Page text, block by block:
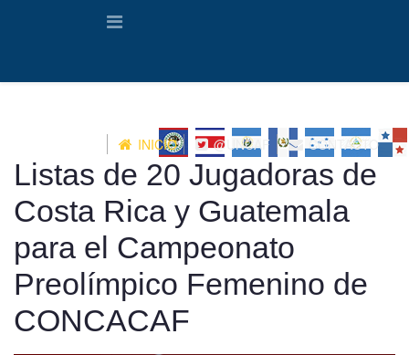
INICIO @UNCAF CONTACTO
Listas de 20 Jugadoras de
Costa Rica y Guatemala
para el Campeonato
Preolímpico Femenino de
CONCACAF